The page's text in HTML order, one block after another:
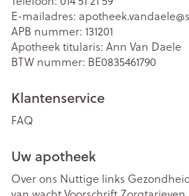
E-mailadres: apotheek.vandaele@
APB nummer: 131201
Apotheek titularis: Ann Van Daele
BTW nummer: BE0835461790
Klantenservice
FAQ
Uw apotheek
Over ons Nuttige links